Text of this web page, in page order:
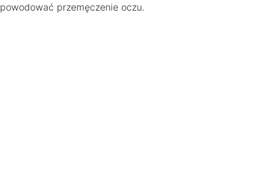
powodować przemęczenie oczu.